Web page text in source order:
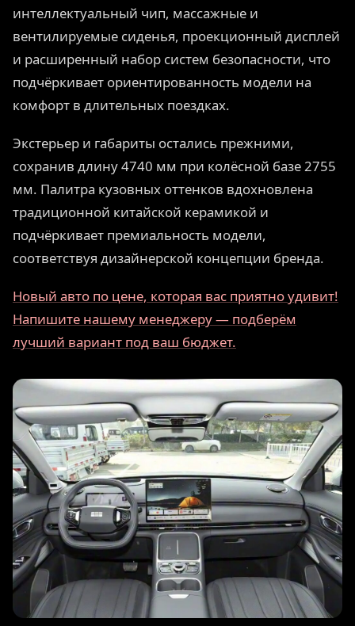
интеллектуальный чип, массажные и
вентилируемые сиденья, проекционный дисплей
и расширенный набор систем безопасности, что
подчёркивает ориентированность модели на
комфорт в длительных поездках.
Экстерьер и габариты остались прежними,
сохранив длину 4740 мм при колёсной базе 2755
мм. Палитра кузовных оттенков вдохновлена
традиционной китайской керамикой и
подчёркивает премиальность модели,
соответствуя дизайнерской концепции бренда.
Новый авто по цене, которая вас приятно удивит!
Напишите нашему менеджеру — подберём
лучший вариант под ваш бюджет.